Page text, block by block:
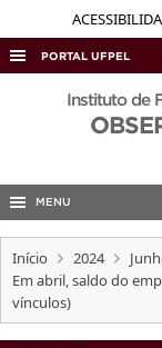
PORTAL UFPEL
ACESSO À
AUDITORIA
CONCURSOS
INTERNACIONAL
OUVIDORIA
Instituto de
MENU
Início 2024
Em abril, saldo do
vínculos)